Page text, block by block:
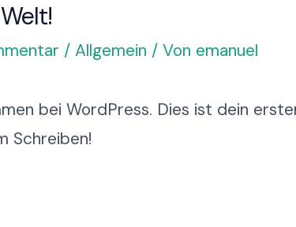
/Allgemein / Von emanuel
bei WordPress. Dies ist dein
Schreiben!